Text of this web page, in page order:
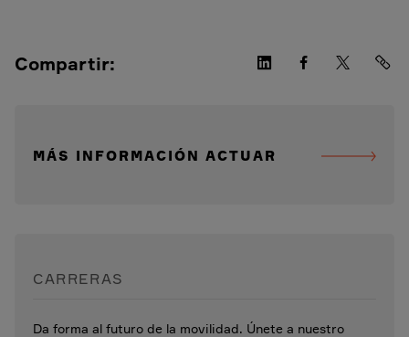
Compartir:
MÁS INFORMACIÓN ACTUAR
CARRERAS
Da forma al futuro de la movilidad. Únete a nuestro